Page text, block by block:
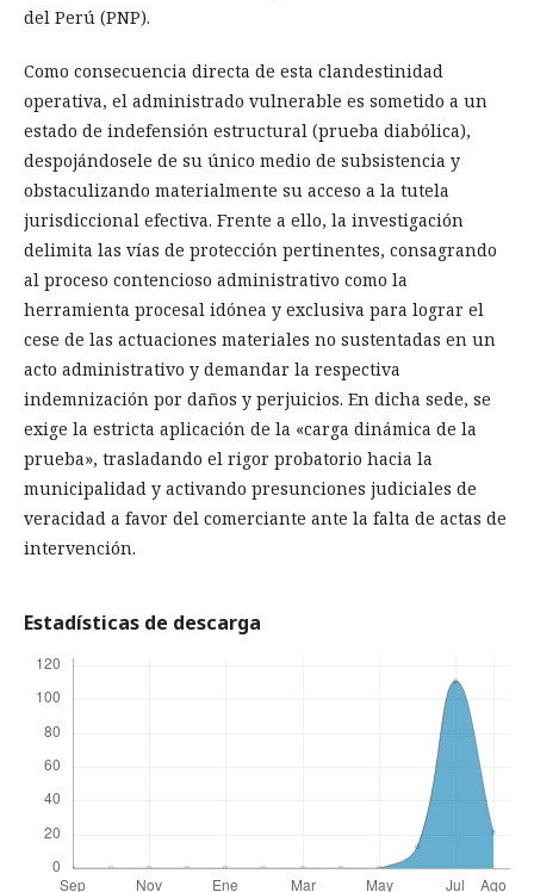
del Perú (PNP).
Como consecuencia directa de esta clandestinidad
operativa, el administrado vulnerable es sometido a un
estado de indefensión estructural (prueba diabólica),
despojándosele de su único medio de subsistencia y
obstaculizando materialmente su acceso a la tutela
jurisdiccional efectiva. Frente a ello, la investigación
delimita las vías de protección pertinentes, consagrando
al proceso contencioso administrativo como la
herramienta procesal idónea y exclusiva para lograr el
cese de las actuaciones materiales no sustentadas en un
acto administrativo y demandar la respectiva
indemnización por daños y perjuicios. En dicha sede, se
exige la estricta aplicación de la «carga dinámica de la
prueba», trasladando el rigor probatorio hacia la
municipalidad y activando presunciones judiciales de
veracidad a favor del comerciante ante la falta de actas de
intervención.
Estadísticas de descarga